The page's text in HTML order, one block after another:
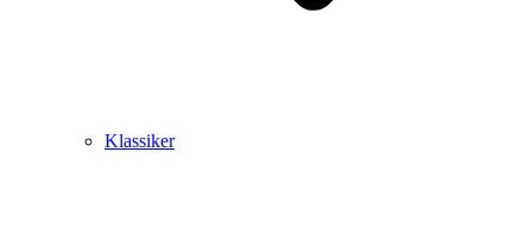
Klassiker